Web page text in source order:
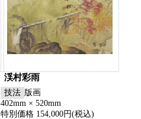
渓村彩雨
技法 版画
402mm × 520mm
特別価格 154,000円(税込)